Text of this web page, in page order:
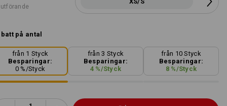
på antal
från 1 Styck
Besparingar:
0%/Styck
från 3 Styck
Besparingar:
4%/Styck
från 10 Styck
Besparingar:
8%/Styck